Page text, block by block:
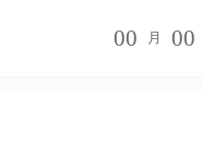
00 月 00